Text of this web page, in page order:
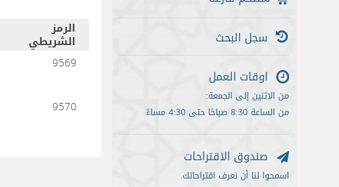
الرمز
الشريطي
9569
9570
سجل البحث
اوقات العمل
من الاثنين إلى الجمعة:
من الساعة 8:30 صباحًا حتى 4:30 مساءً
صندوق الاقتراحات
اسمحوا لنا أن نعرف اقتراحاتك.